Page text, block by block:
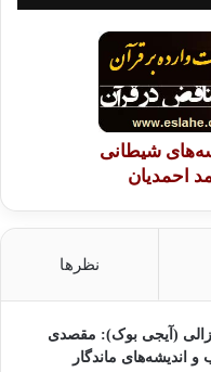
شیطانی
احمدیان
نظرها
(آیجی بوک): مقصدی
و اندیشه‌های ماندگار